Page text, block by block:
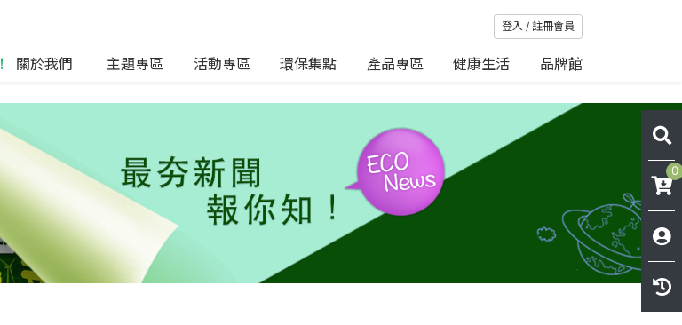
登入 / 註冊會員
關於我們 主題專區 活動專區 環保集點 產品專區 健康生活 品牌館
0